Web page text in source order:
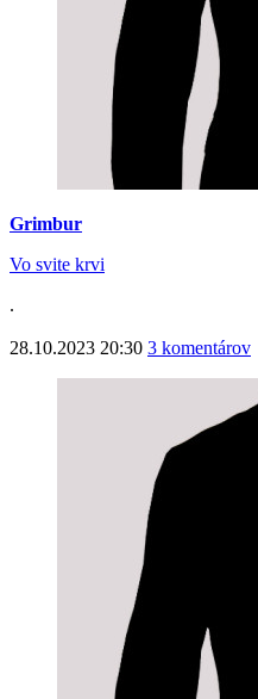
Grimbur
Vo svite krvi
.
28.10.2023 20:30 3 komentárov